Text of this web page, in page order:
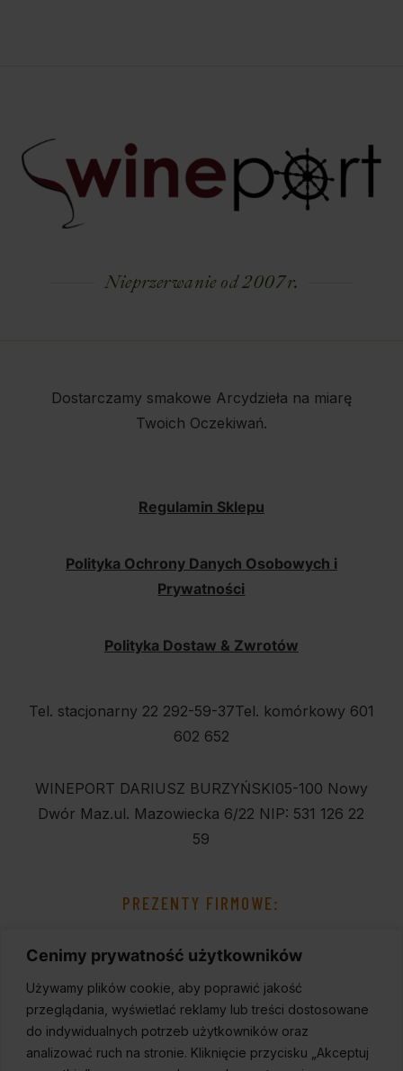
Cenimy prywatność użytkowników
Używamy plików cookie, aby poprawić jakość
przeglądania, wyświetlać reklamy lub treści dostosowane
do indywidualnych potrzeb użytkowników oraz
analizować ruch na stronie. Kliknięcie przycisku „Akceptuj
Nieprzerwanie od 2007 r.
Dostarczamy smakowe Arcydzieła na miarę
Twoich Oczekiwań.
Regulamin Sklepu
Polityka Ochrony Danych Osobowych i
Prywatności
Polityka Dostaw & Zwrotów
Tel. stacjonarny 22 292-59-37Tel. komórkowy 601
602 652
WINEPORT DARIUSZ BURZYŃSKI05-100 Nowy
Dwór Maz.ul. Mazowiecka 6/22 NIP: 531 126 22
59
PREZENTY FIRMOWE: